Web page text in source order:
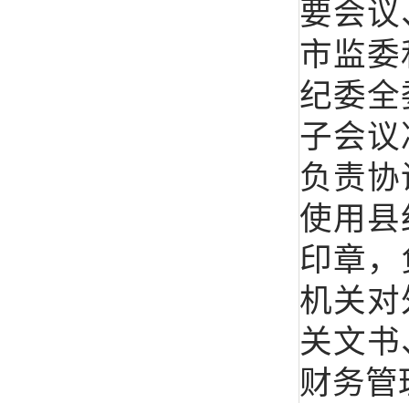
要会
市监
纪委
子会
负责
使用
印章
机关
关文
财务